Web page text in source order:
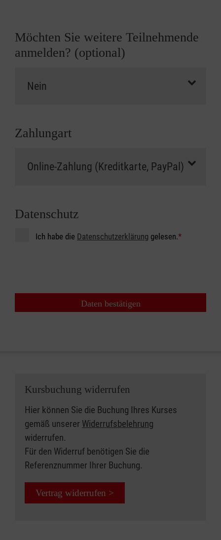
Möchten Sie weitere Teilnehmende
anmelden? (optional)
Zahlungart
Datenschutz
Ich habe die Datenschutzerklärung gelesen.*
Daten bestätigen
Kursbuchung widerrufen
Hier können Sie die Buchung Ihres Kurses
gemäß unserer Widerrufsbelehrung
widerrufen.
Für den Widerruf benötigen Sie die
Referenznummer Ihrer Buchung.
Vertrag widerrufen >